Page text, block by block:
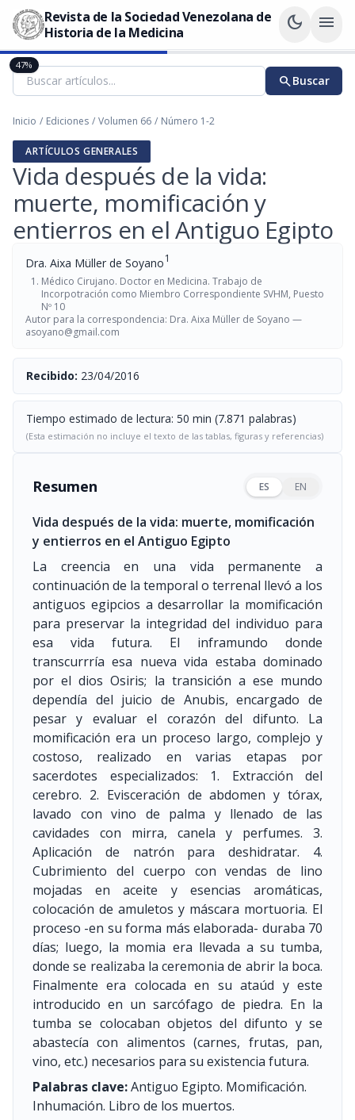
Revista de la Sociedad Venezolana de
Historia de la Medicina
dark_mode menu
searchBuscar
Inicio / Ediciones / Volumen 66 / Número 1-2
ARTÍCULOS GENERALES
Vida después de la vida:
muerte, momificación y
entierros en el Antiguo Egipto
Dra. Aixa Müller de Soyano1
Médico Cirujano. Doctor en Medicina. Trabajo de
Incorpotración como Miembro Correspondiente SVHM, Puesto
Nº 10
Autor para la correspondencia: Dra. Aixa Müller de Soyano —
asoyano@gmail.com
Recibido: 23/04/2016
Tiempo estimado de lectura: 50 min (7.871 palabras)
(Esta estimación no incluye el texto de las tablas, figuras y referencias)
Resumen ES EN
Vida después de la vida: muerte, momificación
y entierros en el Antiguo Egipto
La creencia en una vida permanente a
continuación de la temporal o terrenal llevó a los
antiguos egipcios a desarrollar la momificación
para preservar la integridad del individuo para
esa vida futura. El inframundo donde
transcurrría esa nueva vida estaba dominado
por el dios Osiris; la transición a ese mundo
dependía del juicio de Anubis, encargado de
pesar y evaluar el corazón del difunto. La
momificación era un proceso largo, complejo y
costoso, realizado en varias etapas por
sacerdotes especializados: 1. Extracción del
cerebro. 2. Evisceración de abdomen y tórax,
lavado con vino de palma y llenado de las
cavidades con mirra, canela y perfumes. 3.
Aplicación de natrón para deshidratar. 4.
Cubrimiento del cuerpo con vendas de lino
mojadas en aceite y esencias aromáticas,
colocación de amuletos y máscara mortuoria. El
proceso -en su forma más elaborada- duraba 70
días; luego, la momia era llevada a su tumba,
donde se realizaba la ceremonia de abrir la boca.
Finalmente era colocada en su ataúd y este
introducido en un sarcófago de piedra. En la
tumba se colocaban objetos del difunto y se
abastecía con alimentos (carnes, frutas, pan,
vino, etc.) necesarios para su existencia futura.
Palabras clave:Antiguo Egipto. Momificación.
Inhumación. Libro de los muertos.
47%